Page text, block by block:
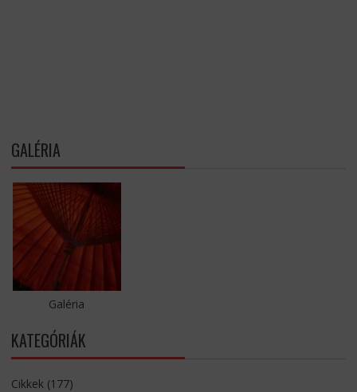
GALÉRIA
Galéria
KATEGÓRIÁK
Cikkek(177)